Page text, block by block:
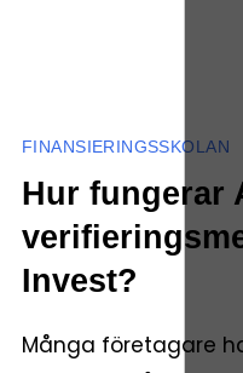
FINANSIERINGSSKOLAN
Hur fungerar
Invest?
Många företagare